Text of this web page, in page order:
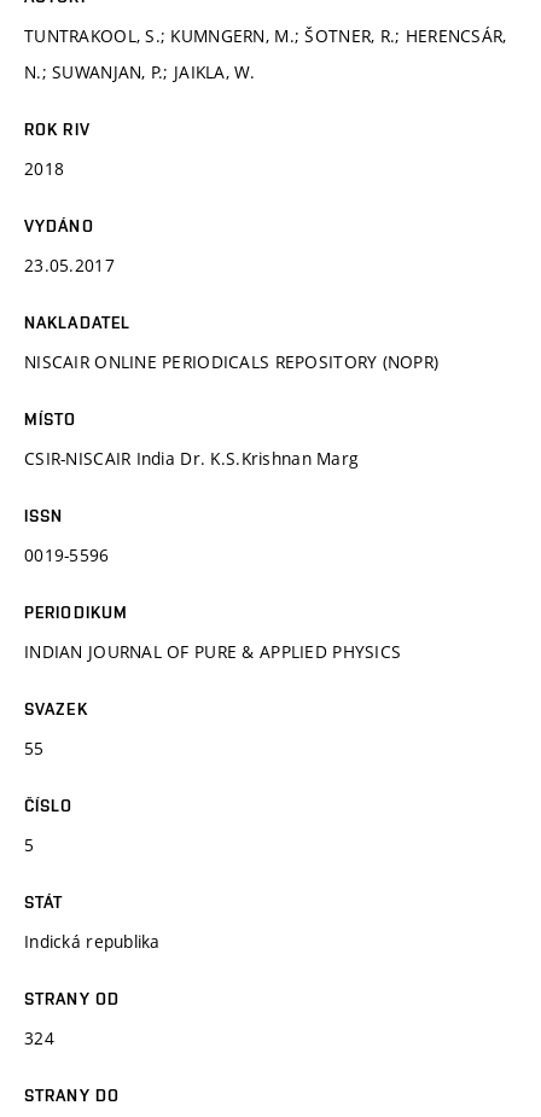
TUNTRAKOOL, S.; KUMNGERN, M.; ŠOTNER, R.; HERENCSÁR,
N.; SUWANJAN, P.; JAIKLA, W.
ROK RIV
2018
VYDÁNO
23.05.2017
NAKLADATEL
NISCAIR ONLINE PERIODICALS REPOSITORY (NOPR)
MÍSTO
CSIR-NISCAIR India Dr. K.S.Krishnan Marg
ISSN
0019-5596
PERIODIKUM
INDIAN JOURNAL OF PURE & APPLIED PHYSICS
SVAZEK
55
ČÍSLO
5
STÁT
Indická republika
STRANY OD
324
STRANY DO